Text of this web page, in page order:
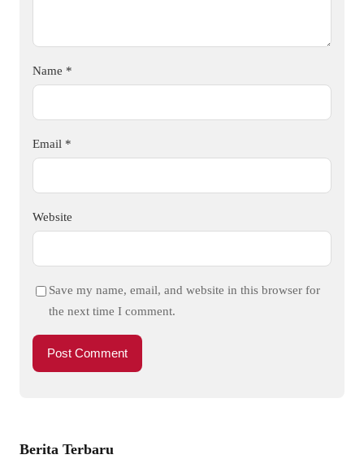
Name *
Email *
Website
Save my name, email, and website in this browser for
the next time I comment.
Berita Terbaru